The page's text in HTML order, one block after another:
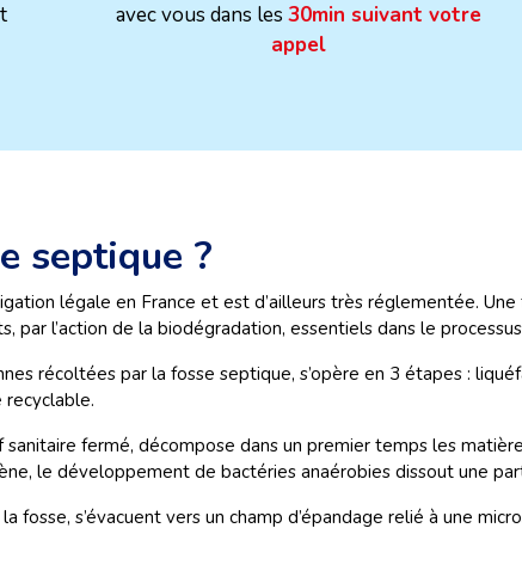
avec vous dans les 30min suivant votre
appel
septique ?
légale en France et est d’ailleurs très réglementée.
l’action de la biodégradation, essentiels dans le processus
récoltées par la fosse septique, s’opère en 3 étapes :
recyclable.
fermé, décompose dans un premier temps les
le développement de bactéries anaérobies dissout une
fosse, s’évacuent vers un champ d’épandage relié à une